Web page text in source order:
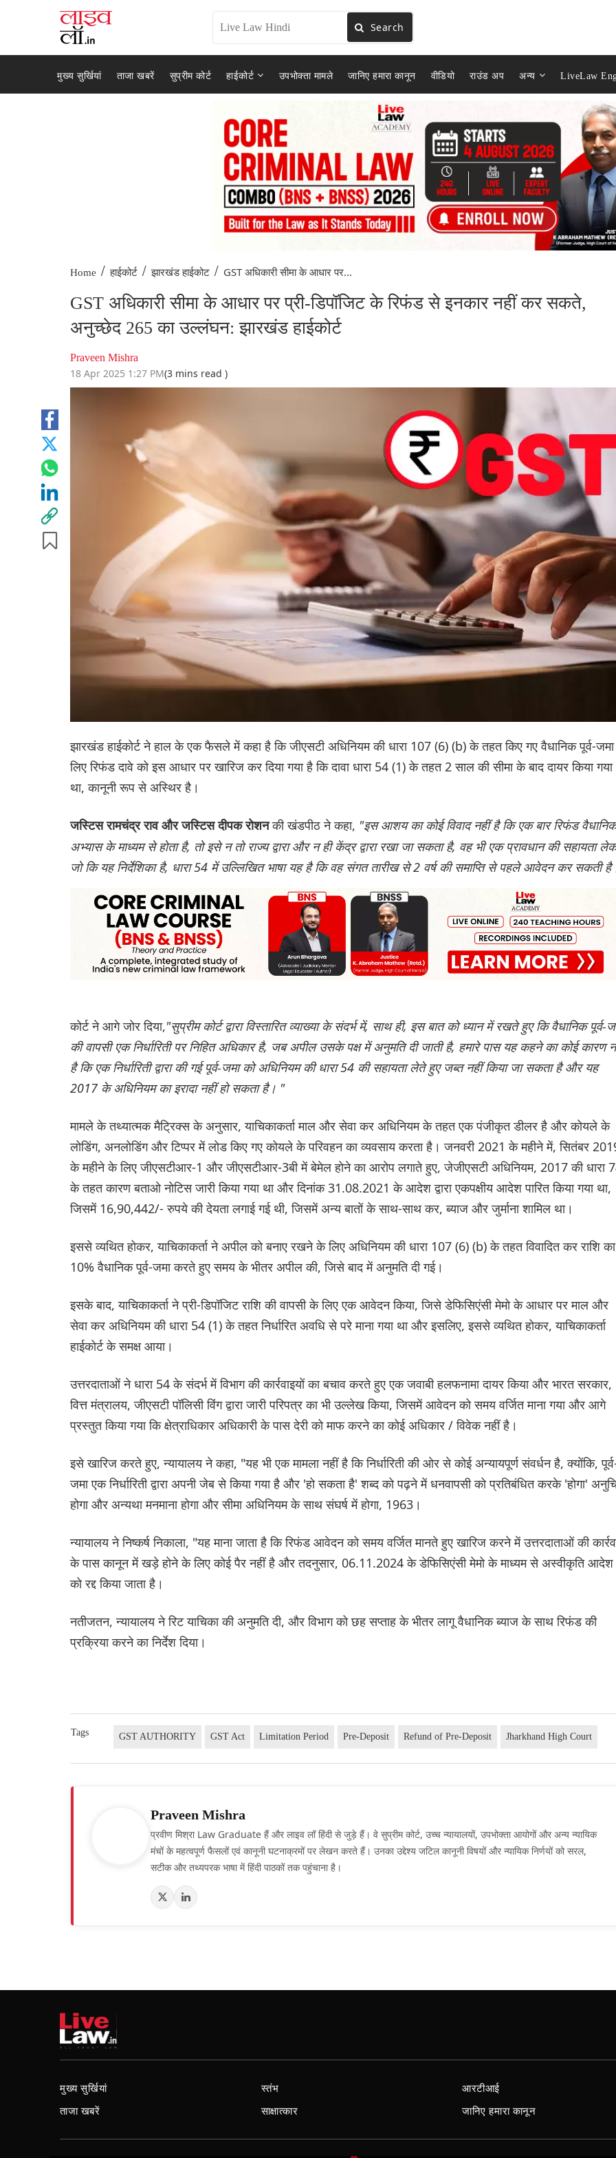
Search
मुख्य सुर्खियां ताजा खबरें सुप्रीम कोर्ट हाईकोर्ट उपभोक्ता मामले जानिए हमारा कानून वीडियो राउंड अप अन्य LiveLaw
Home / हाईकोर्ट / झारखंड हाईकोट / GST अधिकारी सीमा के आधार पर...
GST अधिकारी सीमा के आधार पर प्री-डिपॉजिट के रिफंड से इनकार नहीं कर सकते,
अनुच्छेद 265 का उल्लंघन: झारखंड हाईकोर्ट
Praveen Mishra
18 Apr 2025 1:27 PM(3 mins read )
झारखंड हाईकोर्ट ने हाल के एक फैसले में कहा है कि जीएसटी अधिनियम की धारा 107 (6) (b) के तहत किए गए वैधानिक पूर्व-
लिए रिफंड दावे को इस आधार पर खारिज कर दिया गया है कि दावा धारा 54 (1) के तहत 2 साल की सीमा के बाद दायर किया गया
था, कानूनी रूप से अस्थिर है।
जस्टिस रामचंद्र राव और जस्टिस दीपक रोशनकी खंडपीठ ने कहा, "इस आशय का कोई विवाद नहीं है कि एक बार रिफंड वैधानिक
अभ्यास के माध्यम से होता है, तो इसे न तो राज्य द्वारा और न ही केंद्र द्वारा रखा जा सकता है, वह भी एक प्रावधान की सहायता
जो कि यह निर्देशिका है, धारा 54 में उल्लिखित भाषा यह है कि वह संगत तारीख से 2 वर्ष की समाप्ति से पहले आवेदन कर सकती
कोर्ट ने आगे जोर दिया,"सुप्रीम कोर्ट द्वारा विस्तारित व्याख्या के संदर्भ में, साथ ही, इस बात को ध्यान में रखते हुए कि वैधानिक पूर्व-
की वापसी एक निर्धारिती पर निहित अधिकार है, जब अपील उसके पक्ष में अनुमति दी जाती है, हमारे पास यह कहने का कोई कारण
है कि एक निर्धारिती द्वारा की गई पूर्व-जमा को अधिनियम की धारा 54 की सहायता लेते हुए जब्त नहीं किया जा सकता है और यह
2017 के अधिनियम का इरादा नहीं हो सकता है। "
मामले के तथ्यात्मक मैट्रिक्स के अनुसार, याचिकाकर्ता माल और सेवा कर अधिनियम के तहत एक पंजीकृत डीलर है और कोयले के
लोडिंग, अनलोडिंग और टिप्पर में लोड किए गए कोयले के परिवहन का व्यवसाय करता है। जनवरी 2021 के महीने में, सितंबर
के महीने के लिए जीएसटीआर-1 और जीएसटीआर-3बी में बेमेल होने का आरोप लगाते हुए, जेजीएसटी अधिनियम, 2017 की धारा
के तहत कारण बताओ नोटिस जारी किया गया था और दिनांक 31.08.2021 के आदेश द्वारा एकपक्षीय आदेश पारित किया गया था,
जिसमें 16,90,442/- रुपये की देयता लगाई गई थी, जिसमें अन्य बातों के साथ-साथ कर, ब्याज और जुर्माना शामिल था।
इससे व्यथित होकर, याचिकाकर्ता ने अपील को बनाए रखने के लिए अधिनियम की धारा 107 (6) (b) के तहत विवादित कर राशि का
10% वैधानिक पूर्व-जमा करते हुए समय के भीतर अपील की, जिसे बाद में अनुमति दी गई।
इसके बाद, याचिकाकर्ता ने प्री-डिपॉजिट राशि की वापसी के लिए एक आवेदन किया, जिसे डेफिसिएंसी मेमो के आधार पर माल और
सेवा कर अधिनियम की धारा 54 (1) के तहत निर्धारित अवधि से परे माना गया था और इसलिए, इससे व्यथित होकर, याचिकाकर्ता
हाईकोर्ट के समक्ष आया।
उत्तरदाताओं ने धारा 54 के संदर्भ में विभाग की कार्रवाइयों का बचाव करते हुए एक जवाबी हलफनामा दायर किया और भारत सरकार,
वित्त मंत्रालय, जीएसटी पॉलिसी विंग द्वारा जारी परिपत्र का भी उल्लेख किया, जिसमें आवेदन को समय वर्जित माना गया और आगे
प्रस्तुत किया गया कि क्षेत्राधिकार अधिकारी के पास देरी को माफ करने का कोई अधिकार / विवेक नहीं है।
इसे खारिज करते हुए, न्यायालय ने कहा, "यह भी एक मामला नहीं है कि निर्धारिती की ओर से कोई अन्यायपूर्ण संवर्धन है, क्योंकि,
जमा एक निर्धारिती द्वारा अपनी जेब से किया गया है और 'हो सकता है' शब्द को पढ़ने में धनवापसी को प्रतिबंधित करके 'होगा'
होगा और अन्यथा मनमाना होगा और सीमा अधिनियम के साथ संघर्ष में होगा, 1963।
न्यायालय ने निष्कर्ष निकाला, "यह माना जाता है कि रिफंड आवेदन को समय वर्जित मानते हुए खारिज करने में उत्तरदाताओं की
के पास कानून में खड़े होने के लिए कोई पैर नहीं है और तदनुसार, 06.11.2024 के डेफिसिएंसी मेमो के माध्यम से अस्वीकृति आदेश
को रद्द किया जाता है।
नतीजतन, न्यायालय ने रिट याचिका की अनुमति दी, और विभाग को छह सप्ताह के भीतर लागू वैधानिक ब्याज के साथ रिफंड की
प्रक्रिया करने का निर्देश दिया।
Tags GST AUTHORITY GST Act Limitation Period Pre-Deposit Refund of Pre-Deposit Jharkhand High Court
Praveen Mishra
प्रवीण मिश्रा Law Graduate हैं और लाइव लॉ हिंदी से जुड़े हैं। वे सुप्रीम कोर्ट, उच्च न्यायालयों, उपभोक्ता आयोगों और अन्य न्यायिक
मंचों के महत्वपूर्ण फैसलों एवं कानूनी घटनाक्रमों पर लेखन करते हैं। उनका उद्देश्य जटिल कानूनी विषयों और न्यायिक निर्णयों को सरल,
सटीक और तथ्यपरक भाषा में हिंदी पाठकों तक पहुंचाना है।
मुख्य सुर्खियां
ताजा खबरें
स्तंभ
साक्षात्कार
आरटीआई
जानिए हमारा कानून